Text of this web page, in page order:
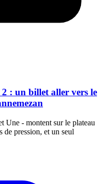
: un billet aller vers le
Une - montent sur le plateau
de pression, et un seul